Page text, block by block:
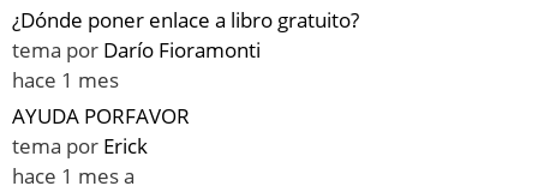
¿Dónde poner enlace a libro gratuito?
tema por Darío Fioramonti
hace 1 mes
AYUDA PORFAVOR
tema por Erick
hace 1 mes a